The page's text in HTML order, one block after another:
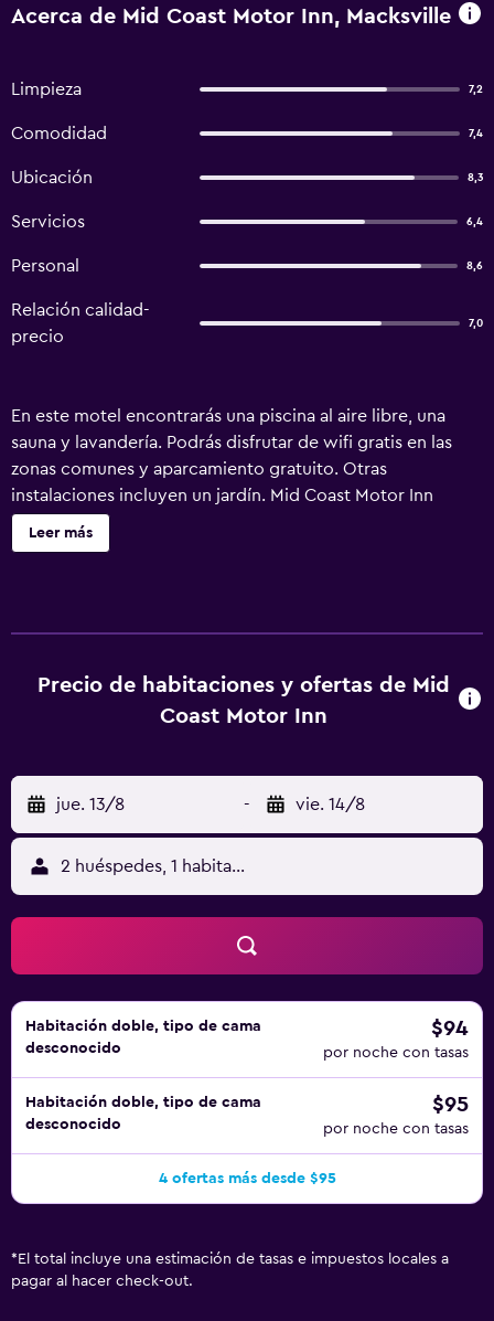
Acerca de Mid Coast Motor Inn, Macksville
Limpieza 7,2
Comodidad 7,4
Ubicación 8,3
Servicios 6,4
Personal 8,6
Relación calidad-
precio
7,0
En este motel encontrarás una piscina al aire libre, una
sauna y lavandería. Podrás disfrutar de wifi gratis en las
zonas comunes y aparcamiento gratuito. Otras
instalaciones incluyen un jardín. Mid Coast Motor Inn
ofrece 25 alojamientos con cafetera y tetera y secador de
pelo. Las camas están vestidas con ropa de cama de alta
pantalla plana en todas las habitaciones. Se ofrece servicio
de limpieza todos los días. Los servicios de ocio y
Leer más
Precio de habitaciones y ofertas de Mid
Coast Motor Inn
jue. 13/8 - vie. 14/8
2 huéspedes, 1 habitación
Habitación doble, tipo de cama
desconocido
$94
por noche con tasas
Habitación doble, tipo de cama
desconocido
$95
por noche con tasas
4 ofertas más desde $95
* El total incluye una estimación de tasas e impuestos locales a
pagar al hacer check-out.